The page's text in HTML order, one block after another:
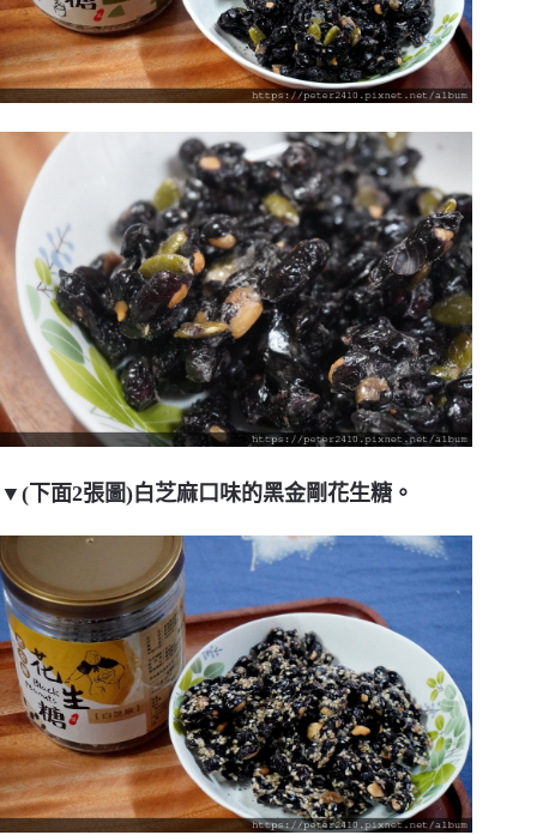
▼(下面2張圖)白芝麻口味的黑金剛花生糖。